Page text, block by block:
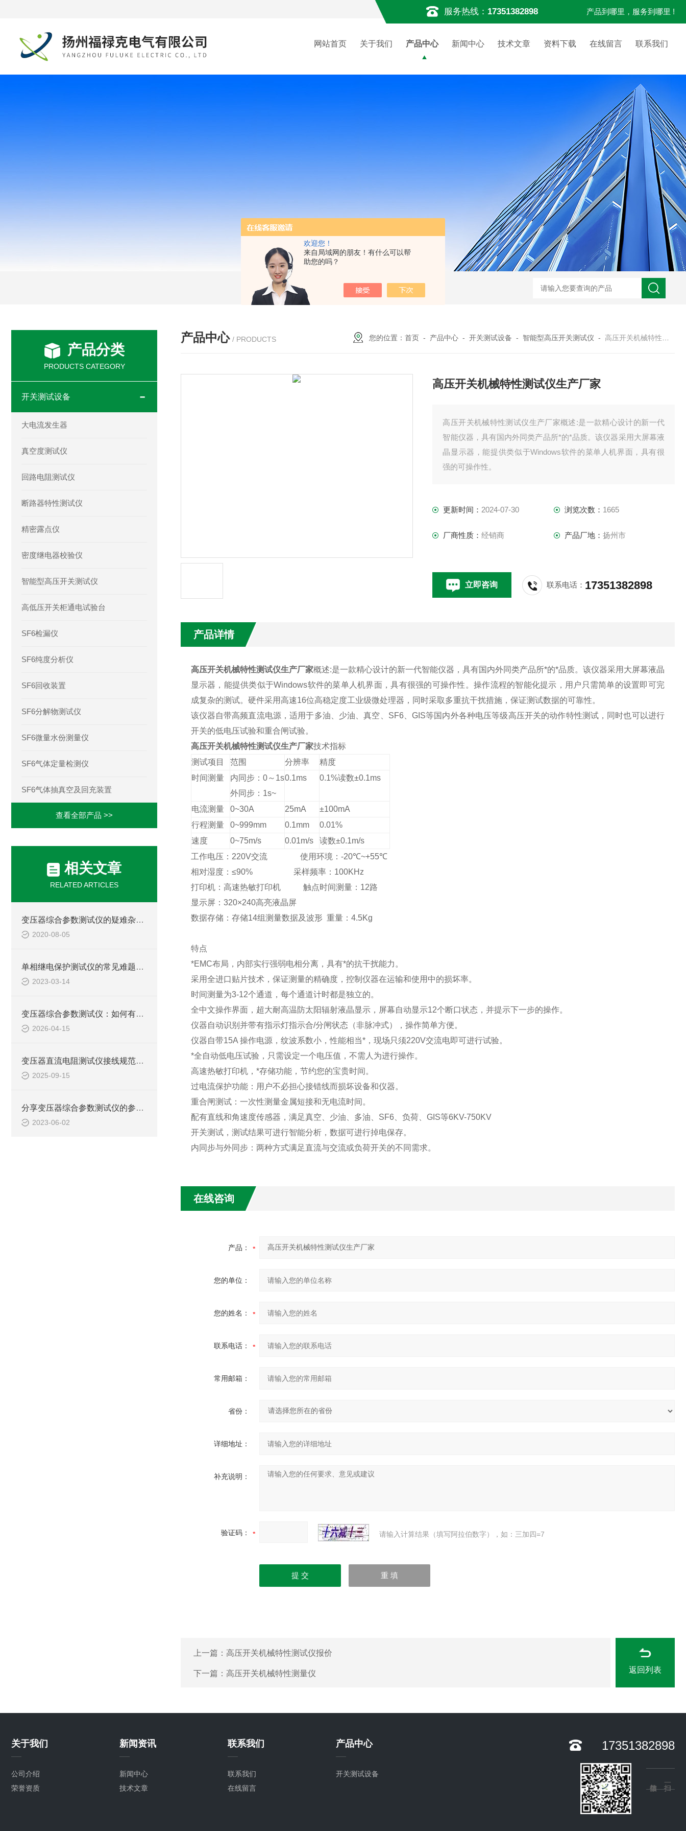
欢迎您！
来自局域网的朋友！有什么可以帮
助您的吗？
服务热线： 17351382898 产品到哪里，服务到哪里 !
网站首页 关于我们 产品中心 新闻中心 技术文章 资料下载 在线留言 联系我们
产品分类
PRODUCTS CATEGORY
开关测试设备
大电流发生器
真空度测试仪
回路电阻测试仪
断路器特性测试仪
精密露点仪
密度继电器校验仪
智能型高压开关测试仪
高低压开关柜通电试验台
SF6检漏仪
SF6纯度分析仪
SF6回收装置
SF6分解物测试仪
SF6微量水份测量仪
SF6气体定量检测仪
SF6气体抽真空及回充装置
查看全部产品 >>
相关文章
RELATED ARTICLES
变压器综合参数测试仪的疑难杂症如何“*”？
2020-08-05
单相继电保护测试仪的常见难题教你几招搞定！
2023-03-14
变压器综合参数测试仪：如何有效提升电力设备检测效率
2026-04-15
变压器直流电阻测试仪接线规范与常见误差排除方法
2025-09-15
分享变压器综合参数测试仪的参数输入技巧
2023-06-02
产品中心 / PRODUCTS 您的位置：首页 - 产品中心 -开关测试设备 - 智能型高压开关测试仪 - 高压开关机械特性测试仪生产厂家
高压开关机械特性测试仪生产厂家
高压开关机械特性测试仪生产厂家概述:是一款精心设计的新一代
智能仪器，具有国内外同类产品所*的*品质。该仪器采用大屏幕液
晶显示器，能提供类似于Windows软件的菜单人机界面，具有很
强的可操作性。
更新时间： 2024-07-30 浏览次数： 1665
厂商性质：经销商 产品厂地： 扬州市
立即咨询 联系电话： 17351382898
产品详情
高压开关机械特性测试仪生产厂家概述:是一款精心设计的新一代智能仪器，具有国内外同类产品所*的*品质。该仪器采用大屏幕液晶
显示器，能提供类似于Windows软件的菜单人机界面，具有很强的可操作性。操作流程的智能化提示，用户只需简单的设置即可完
成复杂的测试。硬件采用高速16位高稳定度工业级微处理器，同时采取多重抗干扰措施，保证测试数据的可靠性。
该仪器自带高频直流电源，适用于多油、少油、真空、 SF6 、GIS等国内外各种电压等级高压开关的动作特性测试，同时也可以进行
开关的低电压试验和重合闸试验。
高压开关机械特性测试仪生产厂家技术指标
测试项目
范围 分辨率
精度
时间测量
内同步： 0～ 1s
外同步： 1s~
0.1ms 0.1%读数±0.1ms
电流测量 0~30A 25mA ±100mA
行程测量
0~999mm 0.1mm
0.01%
速度
0~75m/s 0.01m/s 读数±0.1m/s
工作电压： 220V交流 使用环境： -20℃~+55℃
相对湿度：≤90% 采样频率： 100KHz
打印机：高速热敏打印机
触点时间测量： 12路
显示屏： 320×240高亮液晶屏
数据存储：存储14组测量数据及波形 重量： 4.5Kg
特点
*EMC布局，内部实行强弱电相分离，具有*的抗干扰能力。
采用全进口贴片技术，保证测量的精确度，控制仪器在运输和使用中的损坏率。
时间测量为3-12个通道，每个通道计时都是独立的。
全中文操作界面，超大耐高温防太阳辐射液晶显示，屏幕自动显示12个断口状态，并提示下一步的操作。
仪器自动识别并带有指示灯指示合/分闸状态（非脉冲式），操作简单方便。
仪器自带15A 操作电源，纹波系数小，性能相当*，现场只须220V交流电即可进行试验。
*全自动低电压试验，只需设定一个电压值，不需人为进行操作。
高速热敏打印机，*存储功能，节约您的宝贵时间。
过电流保护功能：用户不必担心接错线而损坏设备和仪器。
重合闸测试：一次性测量金属短接和无电流时间。
配有直线和角速度传感器，满足真空、少油、多油、 SF6 、负荷、 GIS等6KV-750KV
开关测试，测试结果可进行智能分析，数据可进行掉电保存。
内同步与外同步：两种方式满足直流与交流或负荷开关的不同需求。
在线咨询
产品：
您的单位：
您的姓名：
联系电话：
常用邮箱：
省份：
详细地址：
补充说明：
验证码： 请输入计算结果（填写阿拉伯数字），如：三加四=7
上一篇： 高压开关机械特性测试仪报价
下一篇： 高压开关机械特性测量仪 返回列表
关于我们
公司介绍
荣誉资质
新闻资讯
新闻中心
技术文章
联系我们
联系我们
在线留言
产品中心
开关测试设备
17351382898